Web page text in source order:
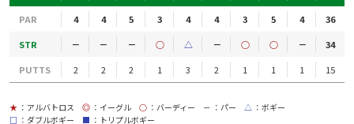
PAR 4 4 5 3 4 4 3 5 4
36
STR
－ － － ○ △ － ○ ○ －
34
PUTTS
2 2 2 1 3 2 1 1 1 15
★ ：アルバトロス ◎ ：イーグル ○ ：バーディー － ：パー △ ：ボギー
□ ：ダブルボギー ■ ：トリプルボギー